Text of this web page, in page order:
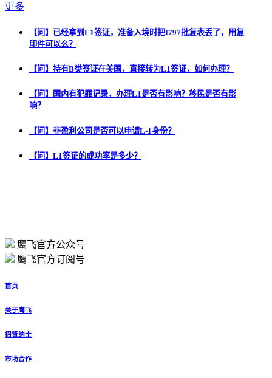
更多
【问】已经拿到L1签证，准备入境时把I797批复表丢了，用复
印件可以么？
【问】持有B类签证在美国，直接转为L1签证，如何办理？
【问】国内有犯罪记录，办理L1是否有影响？移民是否有影
响？
【问】非盈利公司是否可以申请L-1身份？
【问】L1签证的成功率是多少？
鹰飞官方公众号
鹰飞官方订阅号
首页
关于鹰飞
招贤纳士
市场合作